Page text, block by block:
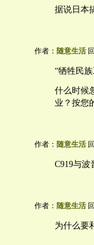
据说日本
作者： 随意生活
“牺牲民
什么时候
业？按您
作者： 随意生活
C919与波
作者： 随意生活
为什么要